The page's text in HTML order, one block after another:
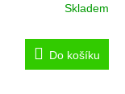
Skladem
Do košíku